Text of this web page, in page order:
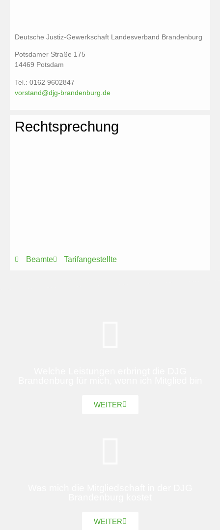
Deutsche Justiz-Gewerkschaft Landesverband Brandenburg
Potsdamer Straße 175
14469 Potsdam
Tel.: 0162 9602847
vorstand@djg-brandenburg.de
Rechtsprechung
Beamte Tarifangestellte
WEITER
WEITER